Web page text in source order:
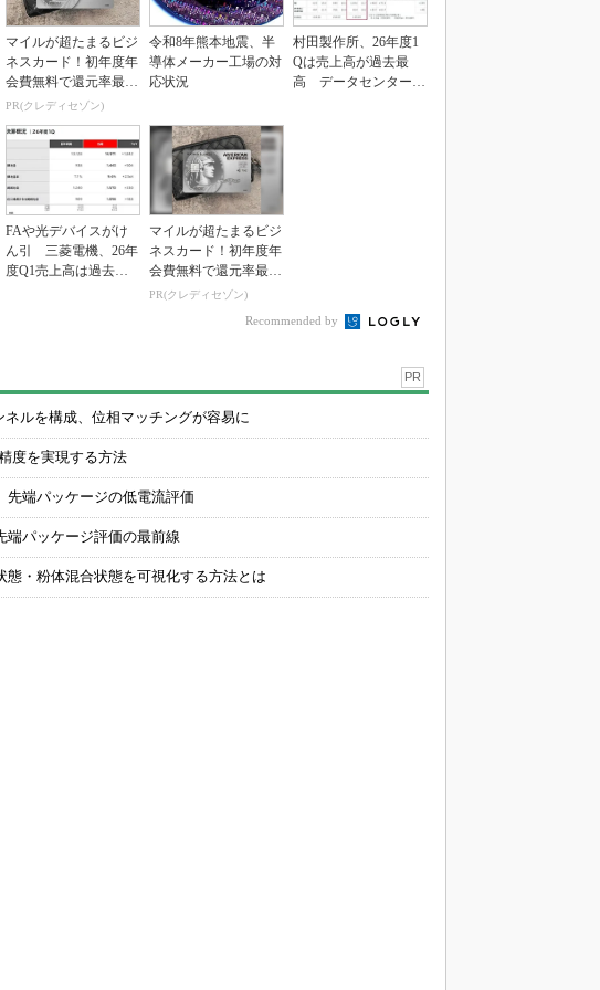
マイルが超たまるビジ
ネスカード！初年度年
会費無料で還元率最大
1.125%
PR(クレディセゾン)
令和8年熊本地震、半
導体メーカー工場の対
応状況
村田製作所、26年度1
Qは売上高が過去最
高 データセンター関
FAや光デバイスがけ
ん引 三菱電機、26年
度Q1売上高は過去最
マイルが超たまるビジ
ネスカード！初年度年
会費無料で還元率最大
1.125%
PR(クレディセゾン)
Recommended by
PR
ルを構成、位相マッチングが容易に
度を実現する方法
端パッケージの低電流評価
パッケージ評価の最前線
・粉体混合状態を可視化する方法とは